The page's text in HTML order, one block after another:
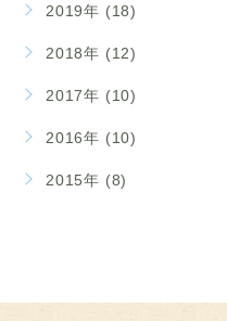
2019年 (18)
2018年 (12)
2017年 (10)
2016年 (10)
2015年 (8)